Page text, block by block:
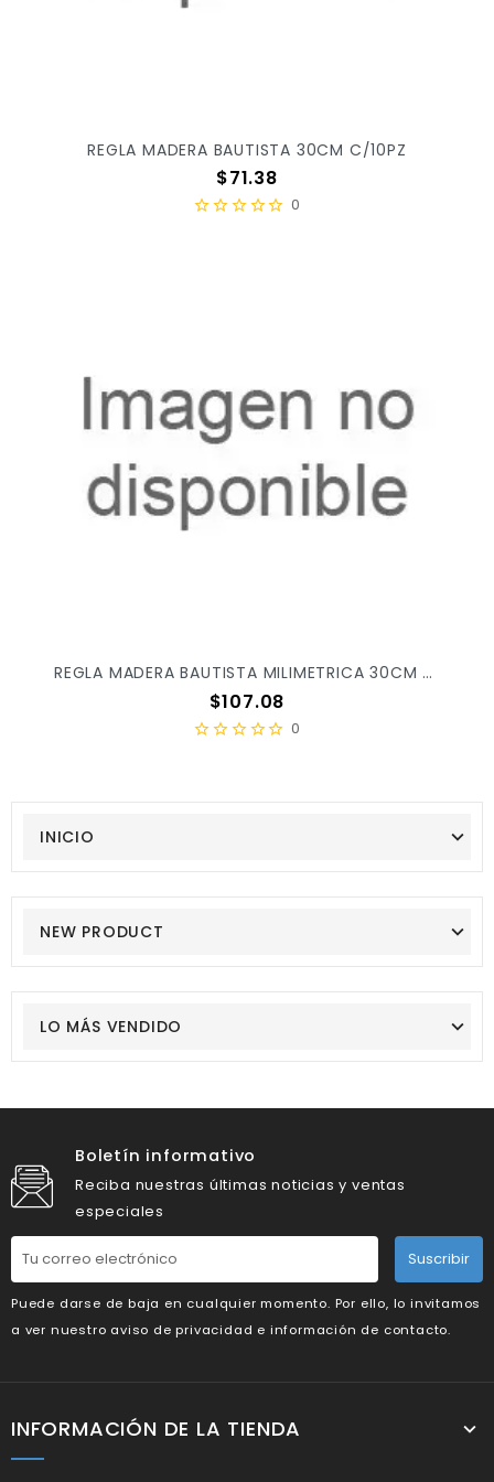
INICIO
NEW PRODUCT
LO MÁS VENDIDO
REGLA MADERA BAUTISTA 30CM C/10PZ
Precio
$71.38
0
REGLA MADERA BAUTISTA MILIMETRICA 30CM C/10PZ
Precio
$107.08
0
Boletín informativo
Reciba nuestras últimas noticias y ventas
especiales
Suscribir
Puede darse de baja en cualquier momento. Por ello, lo invitamos
a ver nuestro aviso de privacidad e información de contacto.
INFORMACIÓN DE LA TIENDA